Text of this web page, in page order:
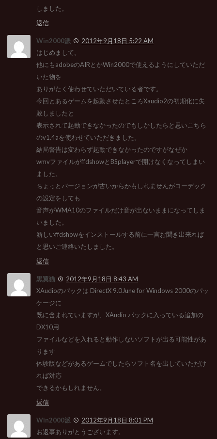
しました。
返信
Win2000派
2012年9月18日 5:22 AM
はじめまして。
他にもadobeのAIRとかWin2000で使えるようにしていただ
いた物を
ありがたく使わせていただいている者です。
今回とあるゲームを起動させたところXaudio2の初期化に失
敗しましたと
表示されて起動できなかったのでもしかしたらと思いこちら
のv1.4aを使わせていただきました。
結局警告は変わらず起動できなかったのですがなぜか
wmvファイルがffdshowとBSplayerで開けなくなってしまい
ました。
ちょっとバージョンが古いからかもしれませんがコーデック
の設定をしても
音声がWMA10のファイルだけ音が出ないままになってしま
いました。
新しいffdshowをインストールする前に一言お聞き出来れば
と思いご連絡いたしました。
返信
黒翼猫
2012年9月18日 8:43 AM
XAudioのパックは DirectX 9.0June for Windows 2000のパッ
ケージに
既に含まれていますが、XAudio パックに入っている追加の
DX10用
ファイルなどを入れると動作しないソフトが出る可能性があ
ります
体験版などがあるゲームでしたらソフト名を出していただけ
れば対応
できるかもしれません。
返信
Win2000派
2012年9月18日 8:01 PM
お返事ありがとうございます。